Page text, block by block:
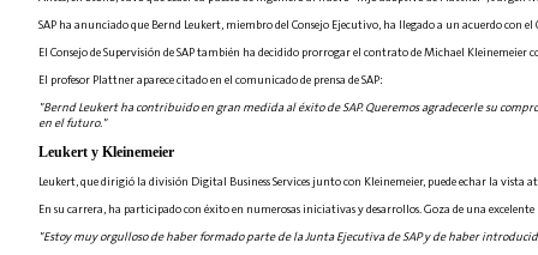
SAP ha anunciado que Bernd Leukert, miembro del Consejo Ejecutivo, ha llegado a un acuerdo con el
El Consejo de Supervisión de SAP también ha decidido prorrogar el contrato de Michael
El profesor Plattner aparece citado en el comunicado de prensa de SAP:
"Bernd Leukert ha contribuido en gran medida al éxito de SAP. Queremos agradecerle su
en el futuro."
Leukert y Kleinemeier
Leukert, que dirigió la división Digital Business Services junto con Kleinemeier, puede echar la vista
En su carrera, ha participado con éxito en numerosas iniciativas y desarrollos. Goza de una
"Estoy muy orgulloso de haber formado parte de la Junta Ejecutiva de SAP y de haber